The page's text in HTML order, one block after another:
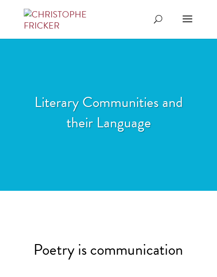
Literary Communities and
their Language
Poetry is communication